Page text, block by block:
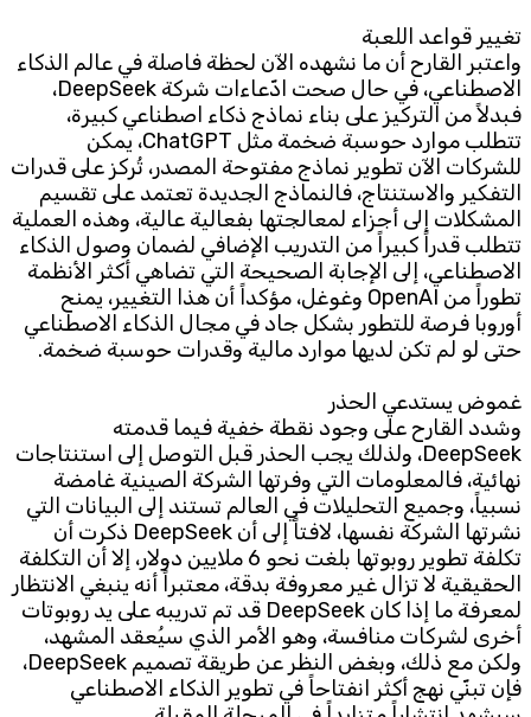
تغيير قواعد اللعبة
واعتبر القارح أن ما نشهده الآن لحظة فاصلة في عالم الذكاء
الاصطناعي، في حال صحت ادّعاءات شركة DeepSeek،
فبدلاً من التركيز على بناء نماذج ذكاء اصطناعي كبيرة،
تتطلب موارد حوسبة ضخمة مثل ChatGPT، يمكن
للشركات الآن تطوير نماذج مفتوحة المصدر، تُركز على قدرات
التفكير والاستنتاج، فالنماذج الجديدة تعتمد على تقسيم
المشكلات إلى أجزاء لمعالجتها بفعالية عالية، وهذه العملية
تتطلب قدراً كبيراً من التدريب الإضافي لضمان وصول الذكاء
الاصطناعي، إلى الإجابة الصحيحة التي تضاهي أكثر الأنظمة
تطوراً من OpenAI وغوغل، مؤكداً أن هذا التغيير، يمنح
أوروبا فرصة للتطور بشكل جاد في مجال الذكاء الاصطناعي
حتى لو لم تكن لديها موارد مالية وقدرات حوسبة ضخمة.
غموض يستدعي الحذر
وشدد القارح على وجود نقطة خفية فيما قدمته
DeepSeek، ولذلك يجب الحذر قبل التوصل إلى استنتاجات
نهائية، فالمعلومات التي وفرتها الشركة الصينية غامضة
نسبياً، وجميع التحليلات في العالم تستند إلى البيانات التي
نشرتها الشركة نفسها، لافتاً إلى أن DeepSeek ذكرت أن
تكلفة تطوير روبوتها بلغت نحو 6 ملايين دولار، إلا أن التكلفة
الحقيقية لا تزال غير معروفة بدقة، معتبراً أنه ينبغي الانتظار
لمعرفة ما إذا كان DeepSeek قد تم تدريبه على يد روبوتات
أخرى لشركات منافسة، وهو الأمر الذي سيُعقد المشهد،
ولكن مع ذلك، وبغض النظر عن طريقة تصميم DeepSeek،
فإن تبنّي نهج أكثر انفتاحاً في تطوير الذكاء الاصطناعي